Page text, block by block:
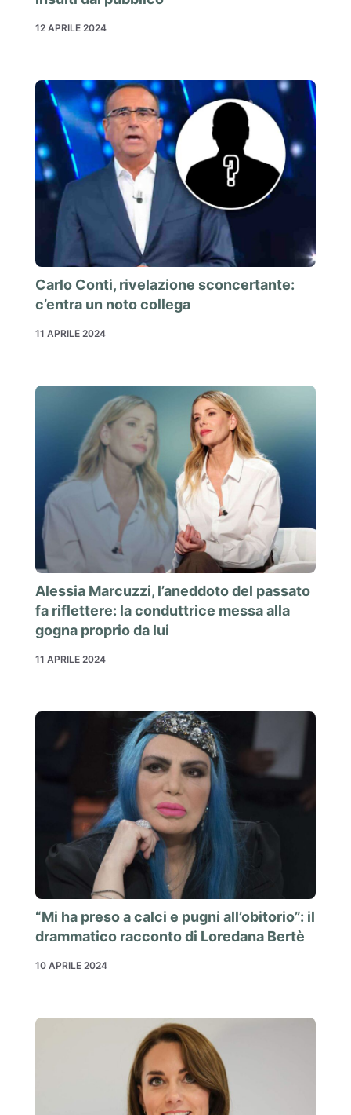
12 APRILE 2024
Carlo Conti, rivelazione sconcertante:
c’entra un noto collega
11 APRILE 2024
Alessia Marcuzzi, l’aneddoto del passato
fa riflettere: la conduttrice messa alla
gogna proprio da lui
11 APRILE 2024
“Mi ha preso a calci e pugni all’obitorio”: il
drammatico racconto di Loredana Bertè
10 APRILE 2024